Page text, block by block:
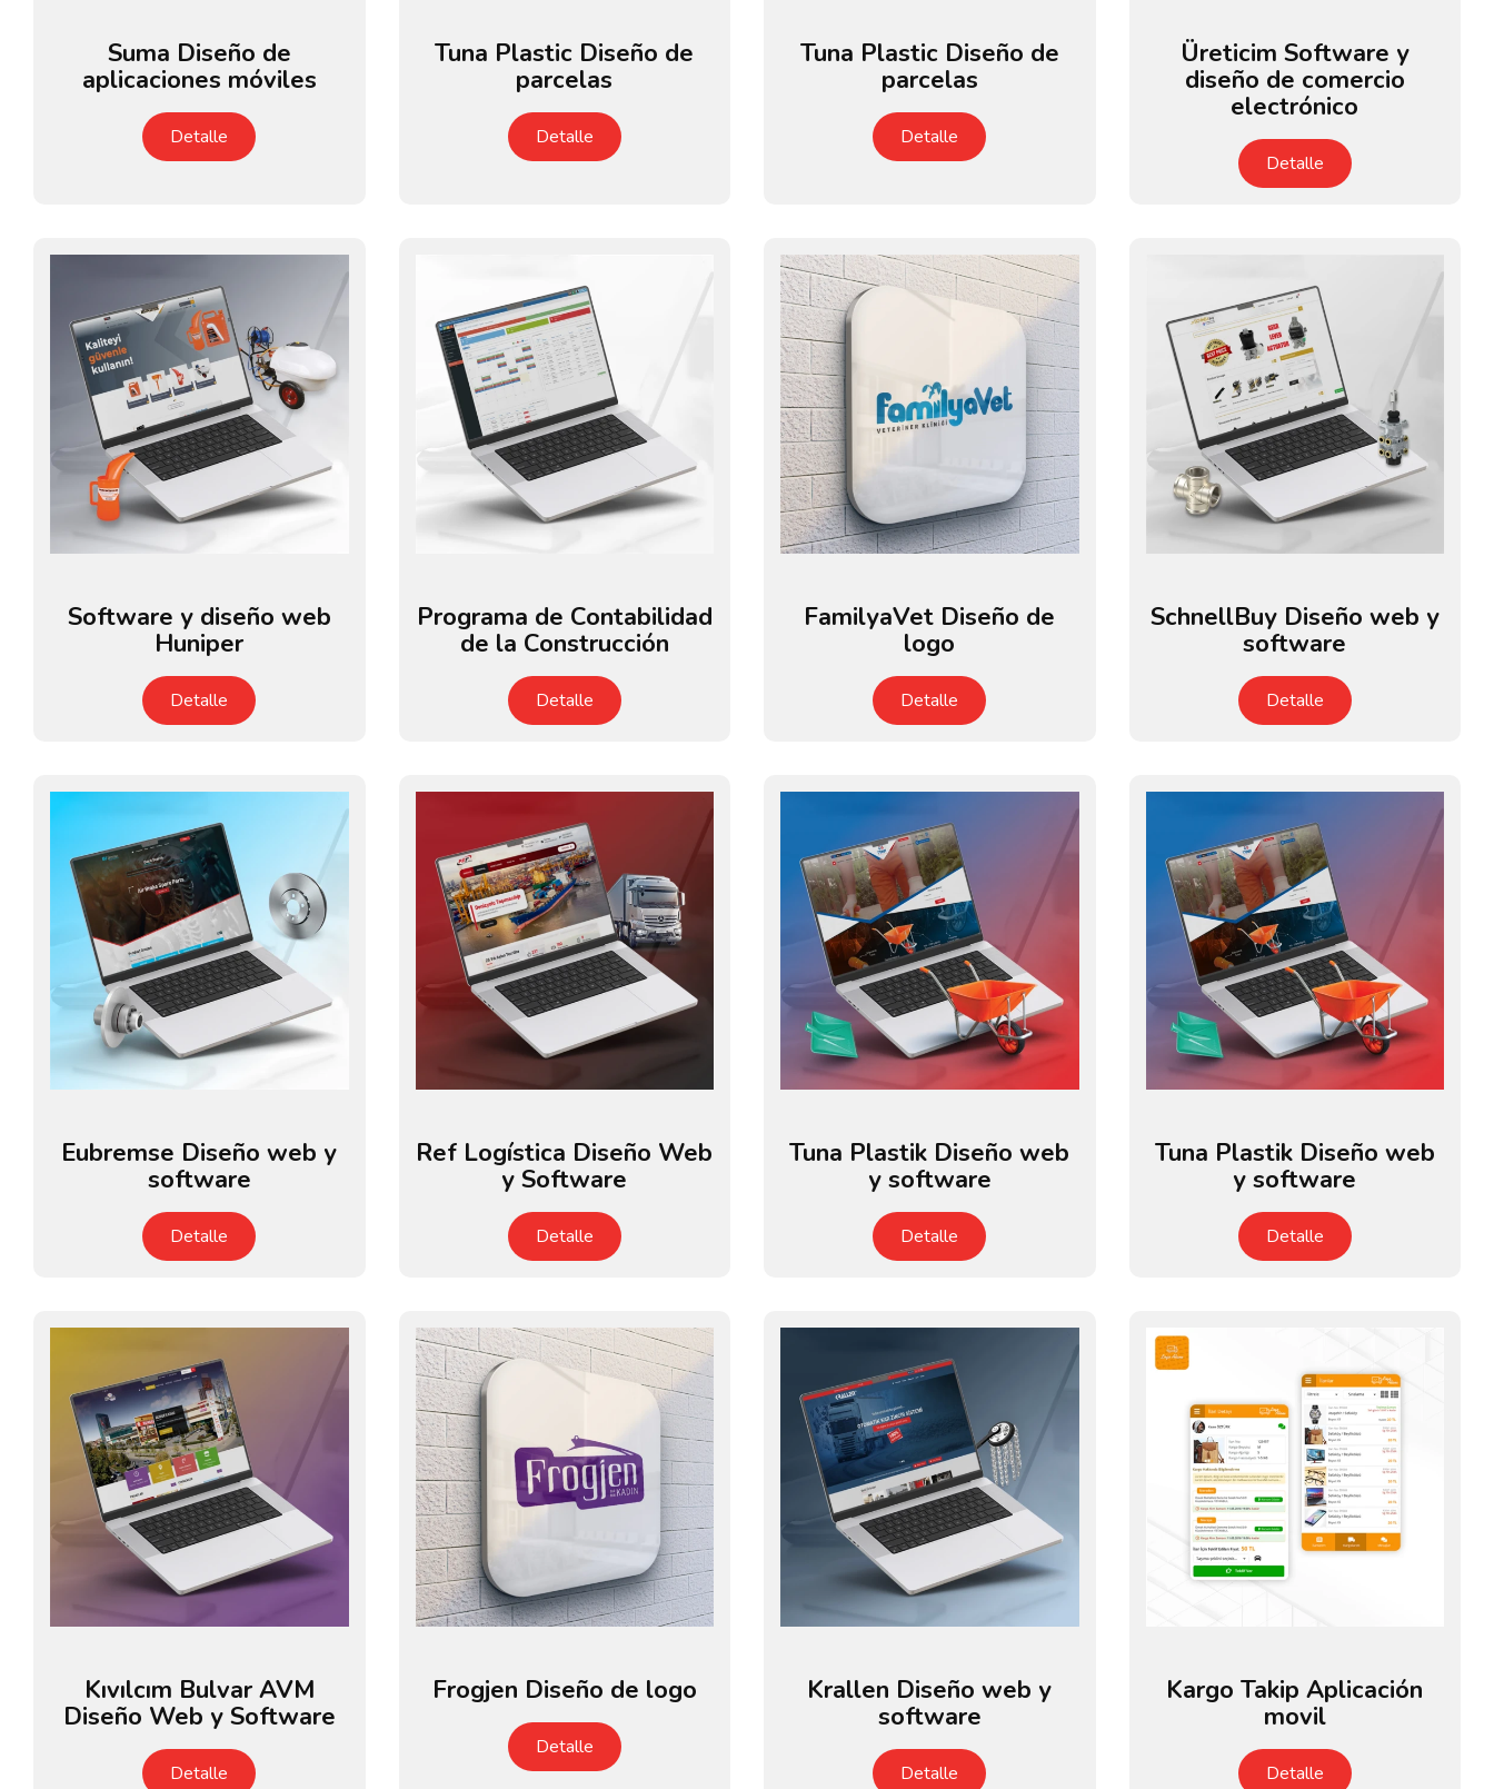
Suma Diseño de
aplicaciones móviles
Detalle
Tuna Plastic Diseño de
parcelas
Detalle
Tuna Plastic Diseño de
parcelas
Detalle
Üreticim Software y
diseño de comercio
electrónico
Detalle
Software y diseño web
Huniper
Detalle
Programa de Contabilidad
de la Construcción
Detalle
FamilyaVet Diseño de
logo
Detalle
SchnellBuy Diseño web y
software
Detalle
Eubremse Diseño web y
software
Detalle
Ref Logística Diseño Web
y Software
Detalle
Tuna Plastik Diseño web
y software
Detalle
Tuna Plastik Diseño web
y software
Detalle
Kıvılcım Bulvar AVM
Diseño Web y Software
Detalle
Frogjen Diseño de logo
Detalle
Krallen Diseño web y
software
Detalle
Kargo Takip Aplicación
movil
Detalle